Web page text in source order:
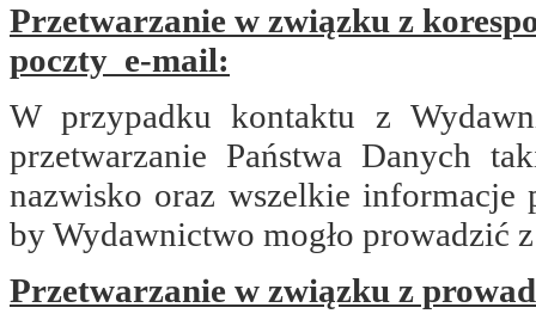
Przetwarzanie w związku z
poczty e-mail:
W przypadku kontaktu z
przetwarzanie Państwa Danych
nazwisko oraz wszelkie informacje
by Wydawnictwo mogło prowadzić
Przetwarzanie w związku z